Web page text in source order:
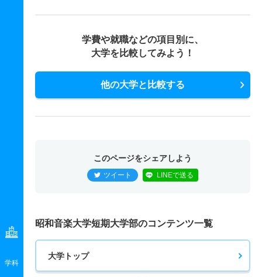
学科
学費や就職などの項目別に、
大学を比較してみよう！
他の大学と比較する
このページをシェアしよう
ツイート LINEで送る
昭和音楽大学短期大学部のコンテンツ一覧
大学トップ